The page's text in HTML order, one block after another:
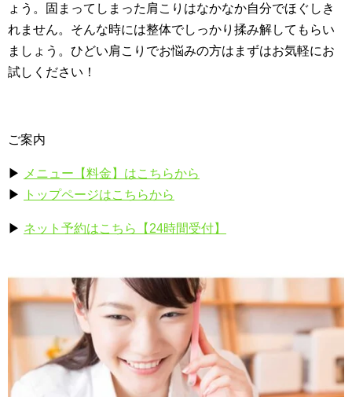
ょう。固まってしまった肩こりはなかなか自分でほぐしき
れません。そんな時には整体でしっかり揉み解してもらい
ましょう。ひどい肩こりでお悩みの方はまずはお気軽にお
試しください！
ご案内
▶
メニュー【料金】はこちらから
▶
トップページはこちらから
▶ ネット予約はこちら【24時間受付】